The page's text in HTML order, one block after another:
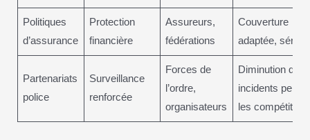
Politiques
d’assurance
Protection
financière
Assureurs,
fédérations
Couverture
adaptée,
Partenariats
police
Surveillance
renforcée
Forces de
l’ordre,
organisateurs
Diminution des
incidents
les